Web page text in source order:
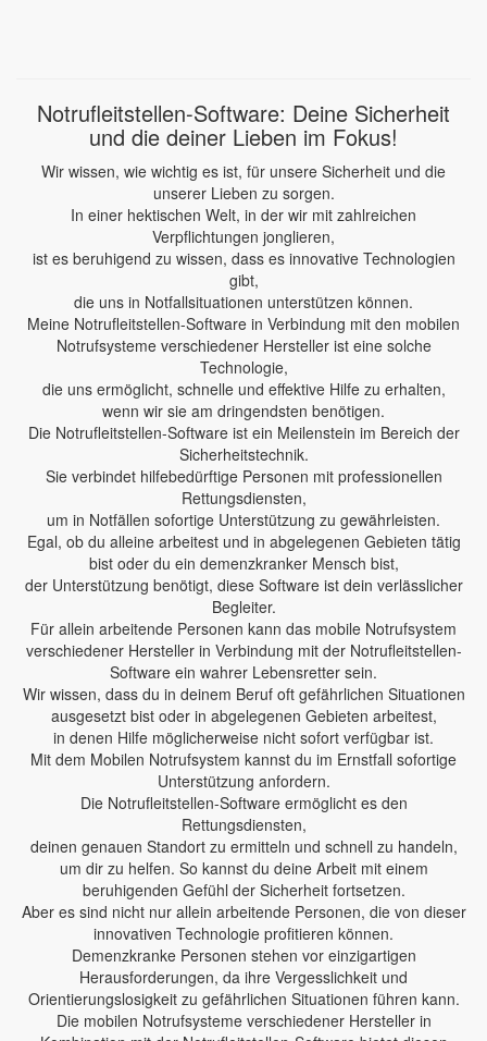
Notrufleitstellen-Software: Deine Sicherheit
und die deiner Lieben im Fokus!
Wir wissen, wie wichtig es ist, für unsere Sicherheit und die
unserer Lieben zu sorgen.
In einer hektischen Welt, in der wir mit zahlreichen
Verpflichtungen jonglieren,
ist es beruhigend zu wissen, dass es innovative Technologien
gibt,
die uns in Notfallsituationen unterstützen können.
Meine Notrufleitstellen-Software in Verbindung mit den mobilen
Notrufsysteme verschiedener Hersteller ist eine solche
Technologie,
die uns ermöglicht, schnelle und effektive Hilfe zu erhalten,
wenn wir sie am dringendsten benötigen.
Die Notrufleitstellen-Software ist ein Meilenstein im Bereich der
Sicherheitstechnik.
Sie verbindet hilfebedürftige Personen mit professionellen
Rettungsdiensten,
um in Notfällen sofortige Unterstützung zu gewährleisten.
Egal, ob du alleine arbeitest und in abgelegenen Gebieten tätig
bist oder du ein demenzkranker Mensch bist,
der Unterstützung benötigt, diese Software ist dein verlässlicher
Begleiter.
Für allein arbeitende Personen kann das mobile Notrufsystem
verschiedener Hersteller in Verbindung mit der Notrufleitstellen-
Software ein wahrer Lebensretter sein.
Wir wissen, dass du in deinem Beruf oft gefährlichen Situationen
ausgesetzt bist oder in abgelegenen Gebieten arbeitest,
in denen Hilfe möglicherweise nicht sofort verfügbar ist.
Mit dem Mobilen Notrufsystem kannst du im Ernstfall sofortige
Unterstützung anfordern.
Die Notrufleitstellen-Software ermöglicht es den
Rettungsdiensten,
deinen genauen Standort zu ermitteln und schnell zu handeln,
um dir zu helfen. So kannst du deine Arbeit mit einem
beruhigenden Gefühl der Sicherheit fortsetzen.
Aber es sind nicht nur allein arbeitende Personen, die von dieser
innovativen Technologie profitieren können.
Demenzkranke Personen stehen vor einzigartigen
Herausforderungen, da ihre Vergesslichkeit und
Orientierungslosigkeit zu gefährlichen Situationen führen kann.
Die mobilen Notrufsysteme verschiedener Hersteller in